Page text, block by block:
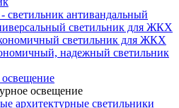
светильник антивандальный
светильник для ЖКХ
светильник для ЖКХ
надежный светильник
освещение
архитектурные светильники